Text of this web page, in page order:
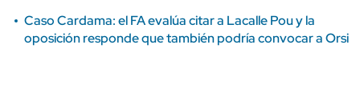
Caso Cardama: el FA evalúa citar a Lacalle Pou y la
oposición responde que también podría convocar a Orsi